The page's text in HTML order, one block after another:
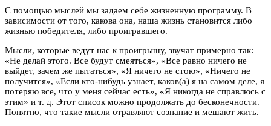
С помощью мыслей мы задаем себе жизненную программу. В
зависимости от того, какова она, наша жизнь становится либо
жизнью победителя, либо проигравшего.
Мысли, которые ведут нас к проигрышу, звучат примерно так:
«Не делай этого. Все будут смеяться», «Все равно ничего не
выйдет, зачем же пытаться», «Я ничего не стою», «Ничего не
получится», «Если кто-нибудь узнает, каков(а) я на самом деле, я
потеряю все, что у меня сейчас есть», «Я никогда не справлюсь с
этим» и т. д. Этот список можно продолжать до бесконечности.
Понятно, что такие мысли отравляют сознание и мешают жить.